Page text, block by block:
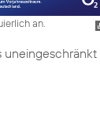
an.
uneingeschränkt